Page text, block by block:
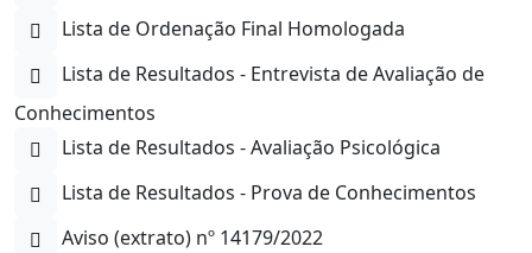
Lista de Ordenação Final Homologada
Lista de Resultados - Entrevista de Avaliação de
Conhecimentos
Lista de Resultados - Avaliação Psicológica
Lista de Resultados - Prova de Conhecimentos
Aviso (extrato) nº 14179/2022